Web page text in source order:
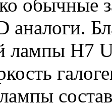
обычные
аналоги.
лампы H7